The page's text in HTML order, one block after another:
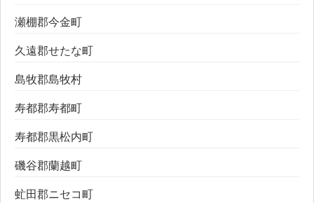
瀬棚郡今金町
久遠郡せたな町
島牧郡島牧村
寿都郡寿都町
寿都郡黒松内町
磯谷郡蘭越町
虻田郡ニセコ町